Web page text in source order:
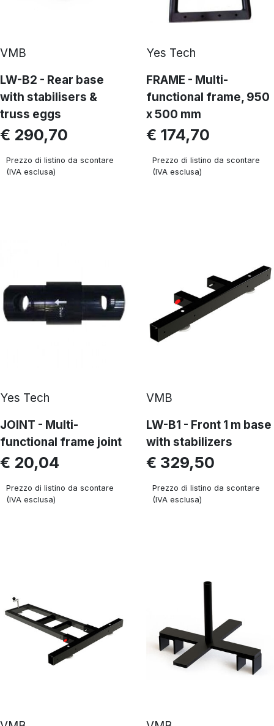
VMB
LW-B2 - Rear base
with stabilisers &
truss eggs
€ 290,70
Prezzo di listino da scontare
(IVA esclusa)
Yes Tech
FRAME - Multi-
functional frame, 950
x 500 mm
€ 174,70
Prezzo di listino da scontare
(IVA esclusa)
Yes Tech
JOINT - Multi-
functional frame joint
€ 20,04
Prezzo di listino da scontare
(IVA esclusa)
VMB
LW-B1 - Front 1 m base
with stabilizers
€ 329,50
Prezzo di listino da scontare
(IVA esclusa)